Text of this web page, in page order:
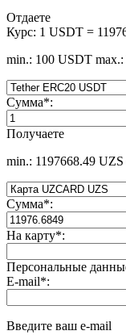
Отдаете
Курс: 1 USDT =
min.: 100 USDT
Сумма*:
Получаете
min.: 1197668.49 UZS
Сумма*:
На карту*:
Персональные
E-mail*:
Введите ваш e-mail